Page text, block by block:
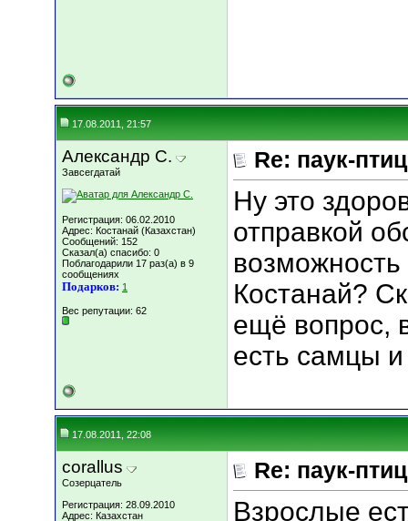
17.08.2011, 21:57
Александр С.
Завсегдатай
Регистрация: 06.02.2010
Адрес: Костанай (Казахстан)
Сообщений: 152
Сказал(а) спасибо: 0
Поблагодарили 17 раз(а) в 9
сообщениях
Подарков: 1
Вес репутации: 62
Re: паук-
Ну это
отправкой
возможность
Костанай?
ещё вопрос,
есть самцы
17.08.2011, 22:08
corallus
Созерцатель
Регистрация: 28.09.2010
Адрес: Казахстан
Re: паук-
Взрослые